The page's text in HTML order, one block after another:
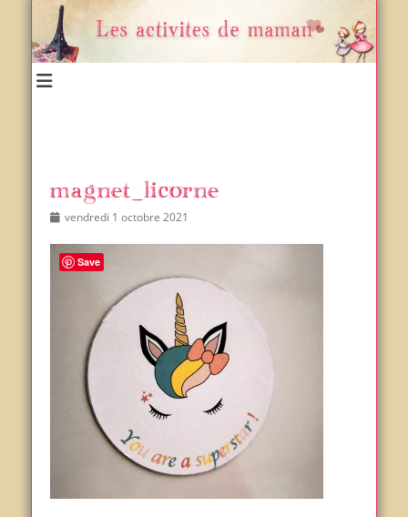
magnet_licorne
Posted
vendredi 1 octobre 2021
Save